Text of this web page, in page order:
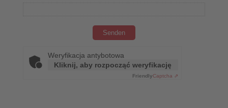
Weryfikacja antybotowa
Kliknij, aby rozpocząć weryfikację
FriendlyCaptcha ⇗